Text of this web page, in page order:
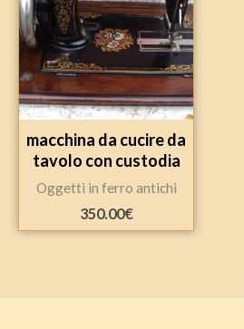
macchina da cucire da
tavolo con custodia
Oggetti in ferro antichi
350.00€